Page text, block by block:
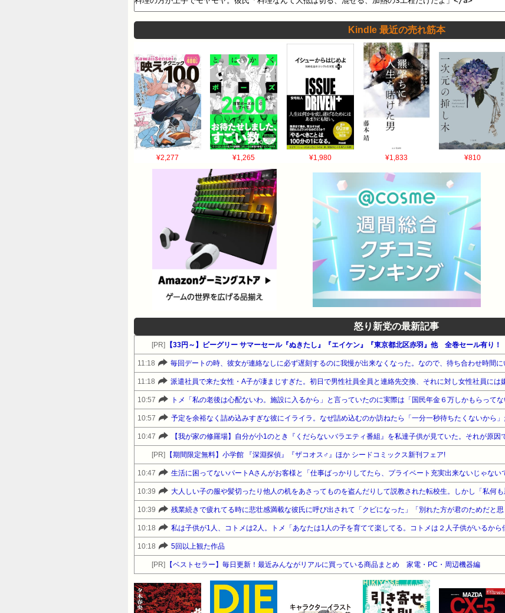
Kindle 最近の売れ筋本
¥2,277 ¥1,265 ¥1,980 ¥1,833 ¥810
怒り新党の最新記事
[PR] 【33円～】ビーグリー サマーセール『ぬきたし』『エイケン』『東京都北区赤羽』他 全巻セール有り！
11:18 毎回デートの時、彼女が連絡なしに必ず遅刻するのに我慢が出来なくなった。なので、待ち合わせ時間
11:18
10:57
10:57 予定を余裕なく詰め込みすぎな彼にイライラ。なぜ詰め込むのか訪ねたら「一分一秒待ちたくないから
10:47 【我が家の修羅場】自分が小1のとき『くだらないバラエティ番組』を私達子供が見ていた。それが原
[PR] 【期間限定無料】小学館 『深淵探偵』『ザコオス♂』ほか シードコミックス新刊フェア!
10:47
10:39
10:39 残業続きで疲れてる時に悲壮感満載な彼氏に呼び出されて「クビになった」「別れた方が君のためだと
10:18
10:18 5回以上観た作品
[PR] 【ベストセラー】毎日更新！最近みんながリアルに買っている商品まとめ 家電・PC・周辺機器編